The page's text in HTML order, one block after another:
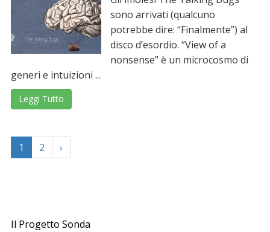
Il Progetto Sonda
sono arrivati (qualcuno
potrebbe dire: “Finalmente”) al
disco d’esordio. “View of a
nonsense” è un microcosmo di
generi e intuizioni ...
Leggi Tutto
1 2 ›